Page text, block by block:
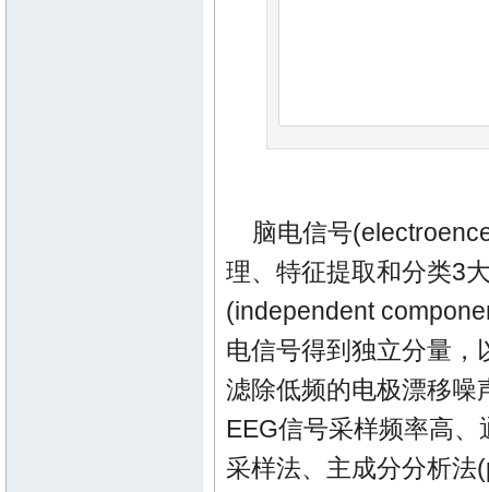
脑电信号
理、特征提取和分类3
(independent
电信号得到独立分量，
滤除低频的电极漂移噪
EEG信号采样频率高
采样法、主成分分析